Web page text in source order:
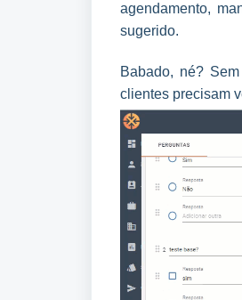
agendamento,
sugerido.
Babado, né?
clientes precisam